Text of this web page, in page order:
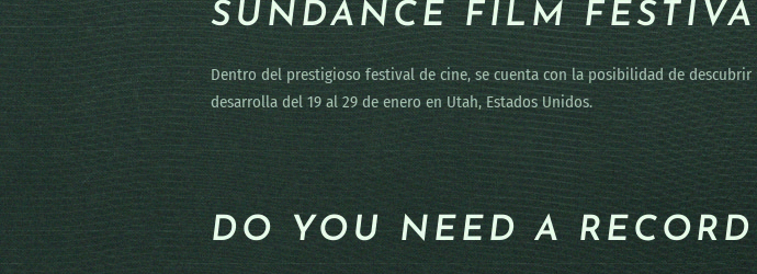
SUNDANCE FILM
Dentro del prestigioso festival de cine, se cuenta con la posibilidad de
desarrolla del 19 al 29 de enero en Utah, Estados Unidos.
DO YOU NEED A